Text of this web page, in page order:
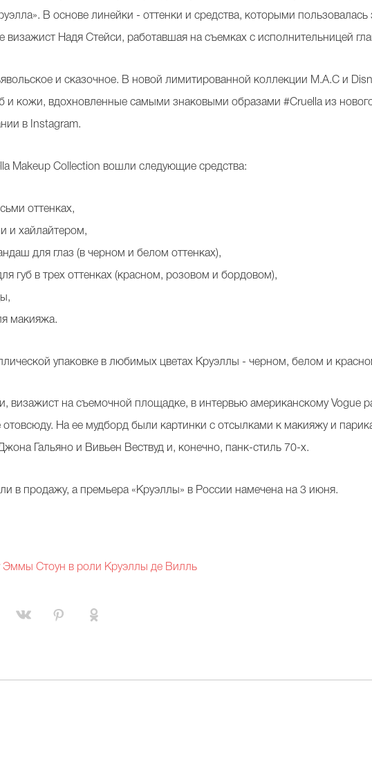
В основе линейки - оттенки и средства, которыми пользовалась
визажист Надя Стейси, работавшая на съемках с исполнительницей
и сказочное. В новой лимитированной коллекции М.A.C и
и кожи, вдохновленные самыми знаковыми образами #Cruella из
в Instagram.
Makeup Collection вошли следующие средства:
оттенках,
и хайлайтером,
для глаз (в черном и белом оттенках),
губ в трех оттенках (красном, розовом и бордовом),
макияжа.
упаковке в любимых цветах Круэллы - черном, белом и
визажист на съемочной площадке, в интервью американскому Vogue
отовсюду. На ее мудборд были картинки с отсылками к макияжу и
Гальяно и Вивьен Вествуд и, конечно, панк-стиль 70-х.
в продажу, а премьера «Круэллы» в России намечена на 3 июня.
Эммы Стоун в роли Круэллы де Вилль